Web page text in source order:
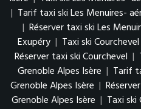
| Tarif taxi ski Les Menuires-
| Réserver taxi ski Les
Exupéry | Taxi ski Courchevel
Réserver taxi ski Courchevel |
Grenoble Alpes Isère | Tarif
Grenoble Alpes Isère |
Grenoble Alpes Isère | Taxi